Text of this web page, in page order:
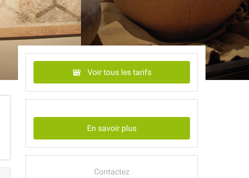
Voir tous les tarifs
En savoir plus
Contactez